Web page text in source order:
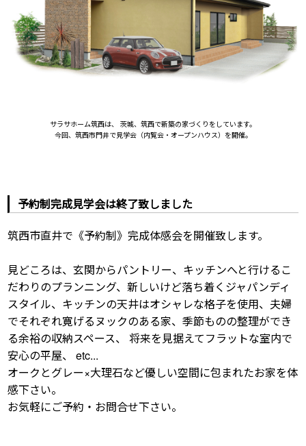
サラサホーム筑西は、 茨城、筑西で新築の家づくりをしています。
今回、筑西市門井で見学会（内覧会・オープンハウス）を開催。
予約制完成見学会は終了致しました
筑西市直井で《予約制》完成体感会を開催致します。
見どころは、玄関からパントリー、キッチンへと行けるこ
だわりのプランニング、新しいけど落ち着くジャパンディ
スタイル、キッチンの天井はオシャレな格子を使用、夫婦
でそれぞれ寛げるヌックのある家、季節ものの整理ができ
る余裕の収納スペース、 将来を見据えてフラットな室内で
安心の平屋、 etc...
オークとグレー×大理石など優しい空間に包まれたお家を体
感下さい。
お気軽にご予約・お問合せ下さい。